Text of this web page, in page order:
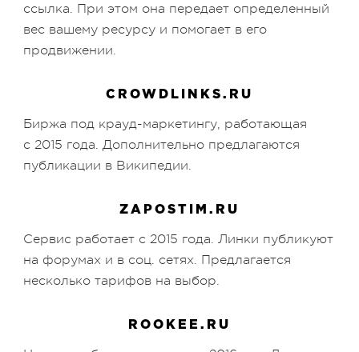
ссылка. При этом она передает определенный
вес вашему ресурсу и помогает в его
продвижении.
CROWDLINKS.RU
Биржа под крауд-маркетингу, работающая
с 2015 года. Дополнительно предлагаются
публикации в Википедии.
ZAPOSTIM.RU
Сервис работает с 2015 года. Линки публикуют
на форумах и в соц. сетях. Предлагается
несколько тарифов на выбор.
ROOKEE.RU